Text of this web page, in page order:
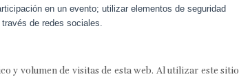
en un evento; utilizar elementos de seguridad
de redes sociales.
y volumen de visitas de esta web. Al utilizar este sitio